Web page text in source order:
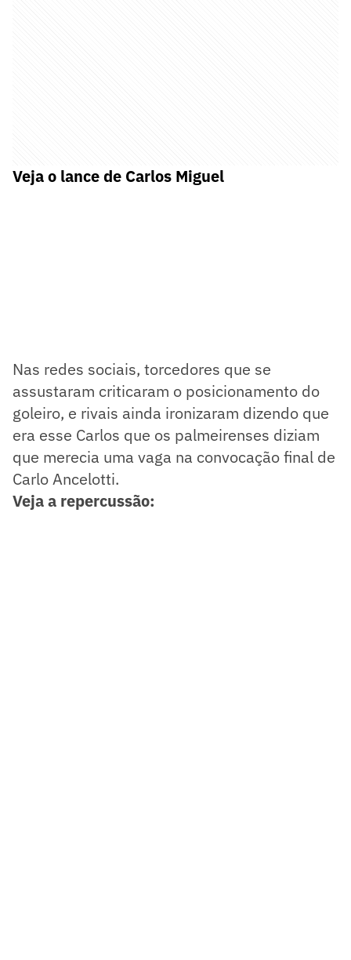
Veja o lance de Carlos Miguel
Nas redes sociais, torcedores que se
assustaram criticaram o posicionamento do
goleiro, e rivais ainda ironizaram dizendo que
era esse Carlos que os palmeirenses diziam
que merecia uma vaga na convocação final de
Carlo Ancelotti.
Veja a repercussão: